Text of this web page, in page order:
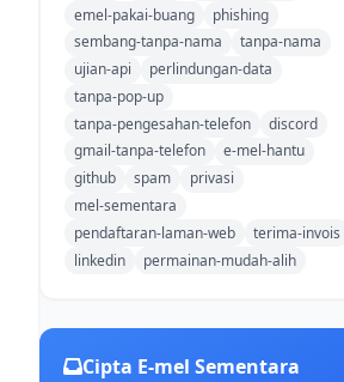
emel-pakai-buang
phishing
sembang-tanpa-nama
tanpa-nama
ujian-api
perlindungan-data
tanpa-pop-up
tanpa-pengesahan-telefon
discord
gmail-tanpa-telefon
e-mel-hantu
github
spam
privasi
mel-sementara
pendaftaran-laman-web
terima-invois
linkedin
permainan-mudah-alih
Cipta E-mel Sementara